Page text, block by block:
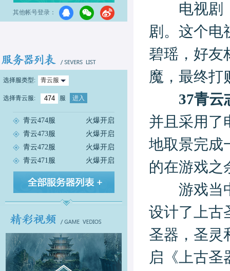
其他帐号登录：
选择服类型: 青云服
选择青云服: 服 进入
火爆开启
青云474服
火爆开启
青云473服
火爆开启
青云472服
火爆开启
青云471服
电视剧《
剧。这个电
碧瑶，好友
魔，最终打
37青云
并且采用了
地取景完成
的在游戏之
游戏当中
设计了上古
圣器，圣灵
启《上古圣